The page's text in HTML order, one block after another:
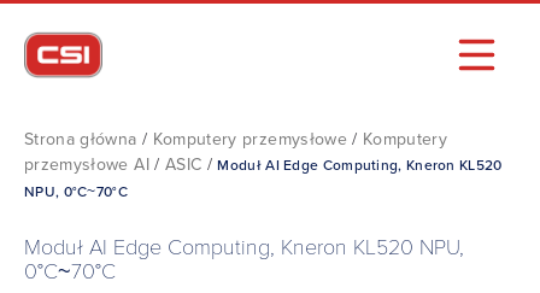
Strona główna / Komputery przemysłowe / Komputery
przemysłowe AI/ ASIC /Moduł AI Edge Computing, Kneron KL520
NPU, 0°C~70°C
Moduł AI Edge Computing, Kneron KL520 NPU,
0°C~70°C